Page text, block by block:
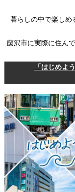
「はじめよ
暮らしの中で楽しめ
藤沢市に実際に住ん